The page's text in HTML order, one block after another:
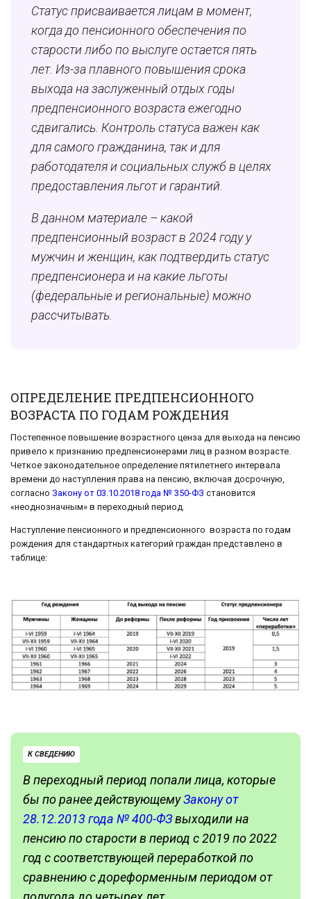
Статус присваивается лицам в момент,
когда до пенсионного обеспечения по
старости либо по выслуге остается пять
лет. Из-за плавного повышения срока
выхода на заслуженный отдых годы
предпенсионного возраста ежегодно
сдвигались. Контроль статуса важен как
для самого гражданина, так и для
работодателя и социальных служб в целях
предоставления льгот и гарантий.
В данном материале – какой
предпенсионный возраст в 2024 году у
мужчин и женщин, как подтвердить статус
предпенсионера и на какие льготы
(федеральные и региональные) можно
рассчитывать.
ОПРЕДЕЛЕНИЕ ПРЕДПЕНСИОННОГО
ВОЗРАСТА ПО ГОДАМ РОЖДЕНИЯ
Постепенное повышение возрастного ценза для выхода на пенсию
привело к признанию предпенсионерами лиц в разном возрасте.
Четкое законодательное определение пятилетнего интервала
времени до наступления права на пенсию, включая досрочную,
согласно Закону от 03.10.2018 года № 350-ФЗ становится
«неоднозначным» в переходный период.
Наступление пенсионного и предпенсионного возраста по годам
рождения для стандартных категорий граждан представлено в
таблице:
К СВЕДЕНИЮ
В переходный период попали лица, которые
бы по ранее действующемуЗакону от
28.12.2013 года № 400-ФЗвыходили на
пенсию по старости в период с 2019 по 2022
год с соответствующей переработкой по
сравнению с дореформенным периодом от